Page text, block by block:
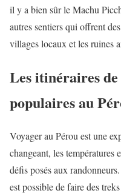
il y a bien sûr le Machu
autres sentiers qui offrent
villages locaux et les ruines
Les itinéraires
populaires au
Voyager au Pérou est une
changeant, les températures
défis posés aux
est possible de faire des